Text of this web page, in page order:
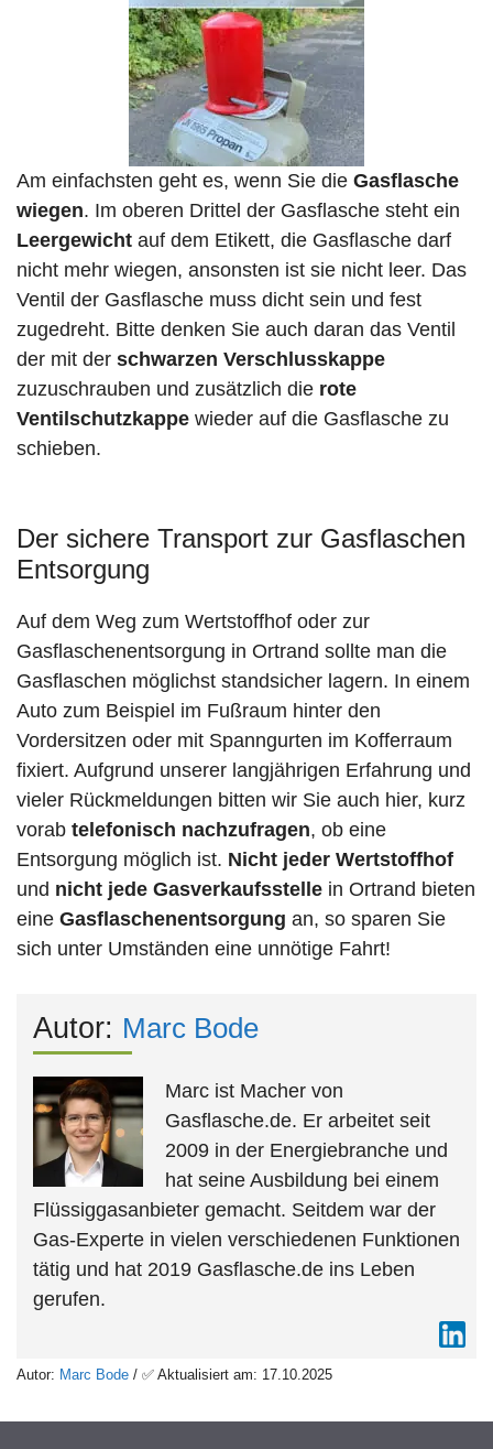
Am einfachsten geht es, wenn Sie die Gasflasche
wiegen. Im oberen Drittel der Gasflasche steht ein
Leergewicht auf dem Etikett, die Gasflasche darf
nicht mehr wiegen, ansonsten ist sie nicht leer. Das
Ventil der Gasflasche muss dicht sein und fest
zugedreht. Bitte denken Sie auch daran das Ventil
der mit der schwarzen Verschlusskappe
zuzuschrauben und zusätzlich die rote
Ventilschutzkappe wieder auf die Gasflasche zu
schieben.
Der sichere Transport zur Gasflaschen
Entsorgung
Auf dem Weg zum Wertstoffhof oder zur
Gasflaschenentsorgung in Ortrand sollte man die
Gasflaschen möglichst standsicher lagern. In einem
Auto zum Beispiel im Fußraum hinter den
Vordersitzen oder mit Spanngurten im Kofferraum
fixiert. Aufgrund unserer langjährigen Erfahrung und
vieler Rückmeldungen bitten wir Sie auch hier, kurz
vorab telefonisch nachzufragen, ob eine
Entsorgung möglich ist. Nicht jeder Wertstoffhof
und nicht jede Gasverkaufsstelle in Ortrand bieten
eine Gasflaschenentsorgung an, so sparen Sie
sich unter Umständen eine unnötige Fahrt!
Autor: Marc Bode
Marc ist Macher von
Gasflasche.de. Er arbeitet seit
2009 in der Energiebranche und
hat seine Ausbildung bei einem
Flüssiggasanbieter gemacht. Seitdem war der
Gas-Experte in vielen verschiedenen Funktionen
tätig und hat 2019 Gasflasche.de ins Leben
gerufen.
Autor: Marc Bode / ✅ Aktualisiert am: 17.10.2025